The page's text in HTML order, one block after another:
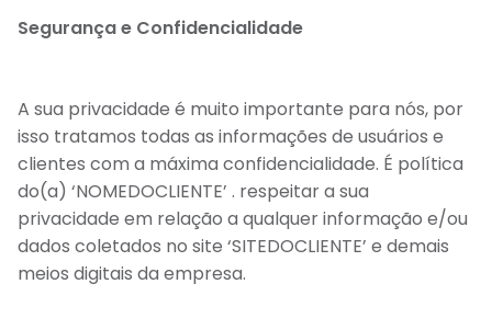
Segurança e Confidencialidade
A sua privacidade é muito importante para nós, por
isso tratamos todas as informações de usuários e
clientes com a máxima confidencialidade. É política
do(a) ‘NOMEDOCLIENTE’ . respeitar a sua
privacidade em relação a qualquer informação e/ou
dados coletados no site ‘SITEDOCLIENTE’ e demais
meios digitais da empresa.